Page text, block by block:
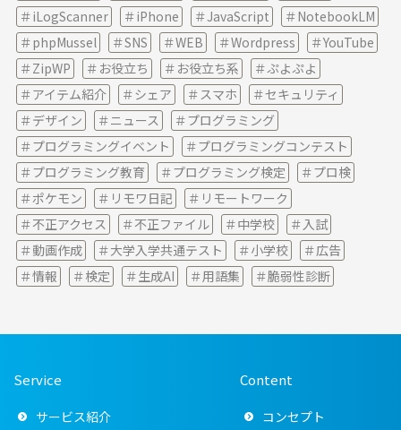
iLogScanner
iPhone JavaScript
NotebookLM
phpMussel
SNS WEB Wordpress
YouTube
ZipWP
お役立ち お役立ち系
ぷよぷよ
アイテム紹介
シェア スマホ
セキュリティ
デザイン
ニュース
プログラミング
プログラミングイベント
プログラミングコンテスト
プログラミング教育
プログラミング検定
プロ検
ポケモン
リモワ日記
リモートワーク
不正アクセス
不正ファイル 中学校
入試
動画作成
大学入学共通テスト 小学校
広告
情報
検定 生成AI 用語集 脆弱性診断
Service
サービス紹介
Content
コンセプト